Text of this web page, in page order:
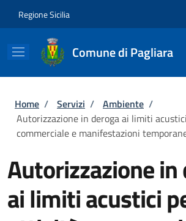
Regione Sicilia
Comune di Pagliara
Briciole di pane
Home / Servizi / Ambiente /
Autorizzazione in deroga ai limiti
commerciale e manifestazioni
Autorizzazione in
ai limiti acustici